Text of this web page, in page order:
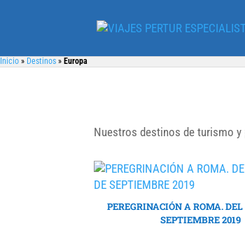
Inicio » Destinos » Europa
Nuestros destinos de turismo y
PEREGRINACIÓN A ROMA. DEL
SEPTIEMBRE 2019